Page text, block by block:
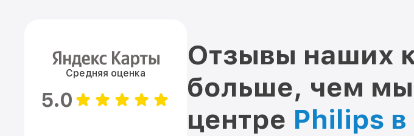
Средняя оценка
5.0
Отзывы наших
больше, чем
центре Philips